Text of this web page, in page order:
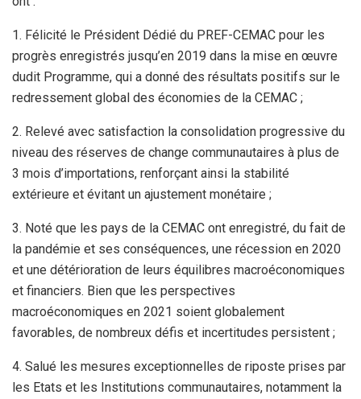
1. Félicité le Président Dédié du PREF-CEMAC pour les
progrès enregistrés jusqu’en 2019 dans la mise en œuvre
dudit Programme, qui a donné des résultats positifs sur le
redressement global des économies de la CEMAC ;
2. Relevé avec satisfaction la consolidation progressive du
niveau des réserves de change communautaires à plus de
3 mois d’importations, renforçant ainsi la stabilité
extérieure et évitant un ajustement monétaire ;
3. Noté que les pays de la CEMAC ont enregistré, du fait de
la pandémie et ses conséquences, une récession en 2020
et une détérioration de leurs équilibres macroéconomiques
et financiers. Bien que les perspectives
macroéconomiques en 2021 soient globalement
favorables, de nombreux défis et incertitudes persistent ;
4. Salué les mesures exceptionnelles de riposte prises par
les Etats et les Institutions communautaires, notamment la